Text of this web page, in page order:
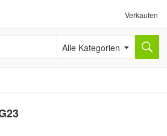
Verkaufen
Alle Kategorien